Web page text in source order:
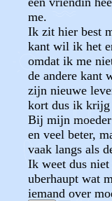
me.
Ik zit hier best
kant wil ik het
omdat ik me
de andere kant
zijn nieuwe
kort dus ik krijg
Bij mijn moeder
en veel beter,
vaak langs als
Ik weet dus
uberhaupt wat
iemand over